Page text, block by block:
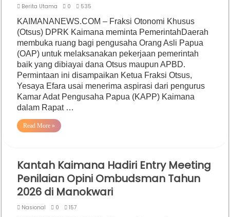
Berita Utama 0 535
KAIMANANEWS.COM – Fraksi Otonomi Khusus
(Otsus) DPRK Kaimana meminta PemerintahDaerah
membuka ruang bagi pengusaha Orang Asli Papua
(OAP) untuk melaksanakan pekerjaan pemerintah
baik yang dibiayai dana Otsus maupun APBD.
Permintaan ini disampaikan Ketua Fraksi Otsus,
Yesaya Efara usai menerima aspirasi dari pengurus
Kamar Adat Pengusaha Papua (KAPP) Kaimana
dalam Rapat …
Read More »
Kantah Kaimana Hadiri Entry Meeting
Penilaian Opini Ombudsman Tahun
2026 di Manokwari
Nasional 0 157